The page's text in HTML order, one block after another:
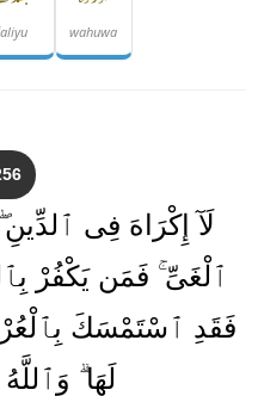
wahuwa
لَآ إِكْرَاهَ فِى
ٱلْغَىِّ ۚ فَمَن يَكْفُرْ
فَقَدِ ٱسْتَمْسَكَ
لَهَا